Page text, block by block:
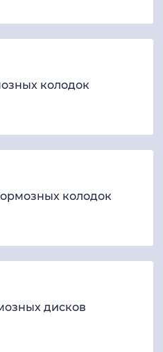
колодок
колодок
дисков